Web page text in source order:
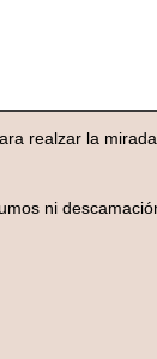
realzar la
ni